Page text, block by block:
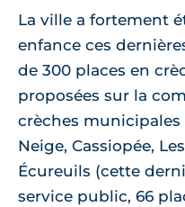
La ville a fortement
enfance ces
de 300 places en
proposées sur la
crèches
Neige, Cassiopée,
Écureuils (cette
service public, 66